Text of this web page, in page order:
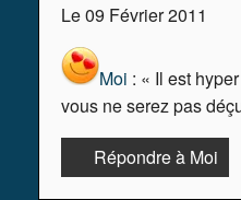
Le 09 Février 2011
Moi : « Il est
vous ne serez pas
Répondre à Moi